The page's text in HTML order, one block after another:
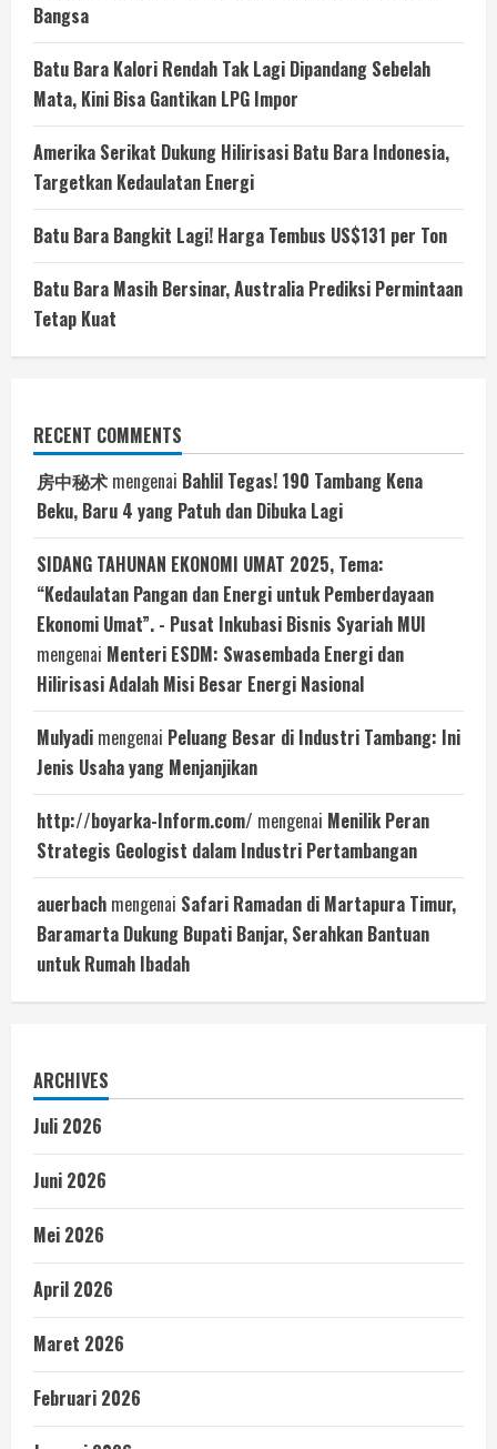
Bangsa
Batu Bara Kalori Rendah Tak Lagi Dipandang Sebelah
Mata, Kini Bisa Gantikan LPG Impor
Amerika Serikat Dukung Hilirisasi Batu Bara Indonesia,
Targetkan Kedaulatan Energi
Batu Bara Bangkit Lagi! Harga Tembus US$131 per Ton
Batu Bara Masih Bersinar, Australia Prediksi Permintaan
Tetap Kuat
RECENT COMMENTS
房中秘术 mengenai Bahlil Tegas! 190 Tambang Kena
Beku, Baru 4 yang Patuh dan Dibuka Lagi
SIDANG TAHUNAN EKONOMI UMAT 2025, Tema:
“Kedaulatan Pangan dan Energi untuk Pemberdayaan
Ekonomi Umat”. - Pusat Inkubasi Bisnis Syariah MUI
mengenai Menteri ESDM: Swasembada Energi dan
Hilirisasi Adalah Misi Besar Energi Nasional
Mulyadi mengenai Peluang Besar di Industri Tambang: Ini
Jenis Usaha yang Menjanjikan
http://boyarka-Inform.com/ mengenai Menilik Peran
Strategis Geologist dalam Industri Pertambangan
auerbach mengenai Safari Ramadan di Martapura Timur,
Baramarta Dukung Bupati Banjar, Serahkan Bantuan
untuk Rumah Ibadah
ARCHIVES
Juli 2026
Juni 2026
Mei 2026
April 2026
Maret 2026
Februari 2026